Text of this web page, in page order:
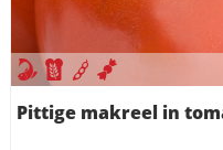
Pittige makreel in